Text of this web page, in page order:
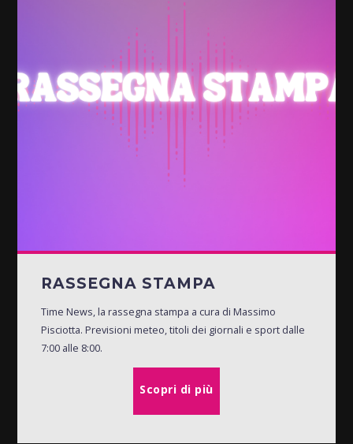
RASSEGNA STAMPA
Time News, la rassegna stampa a cura di Massimo
Pisciotta. Previsioni meteo, titoli dei giornali e sport dalle
7:00 alle 8:00.
Scopri di più